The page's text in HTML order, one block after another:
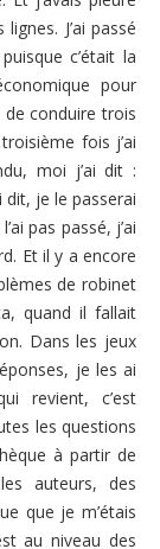
J’ai passé
c’était la
pour
de conduire trois
fois j’ai
moi j’ai dit :
dit, je le passerai
pas passé, j’ai
Et il y a encore
de robinet
quand il fallait
Dans les jeux
je les ai
revient, c’est
les questions
à partir de
auteurs, des
que je m’étais
au niveau des